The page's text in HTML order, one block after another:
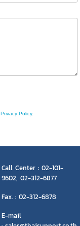
Privacy Policy.
Call Center : 02-101-
9602, 02-312-6877
Fax. : 02-312-6878
E-mail